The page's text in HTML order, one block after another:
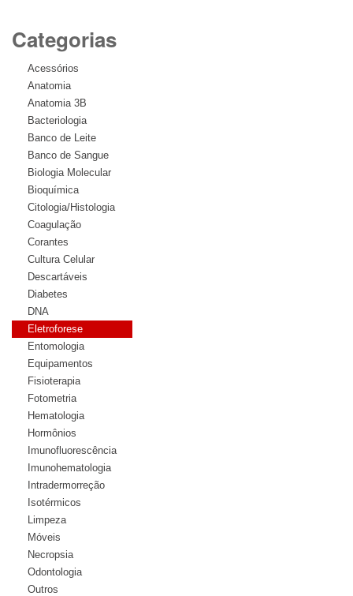
Categorias
Acessórios
Anatomia
Anatomia 3B
Bacteriologia
Banco de Leite
Banco de Sangue
Biologia Molecular
Bioquímica
Citologia/Histologia
Coagulação
Corantes
Cultura Celular
Descartáveis
Diabetes
DNA
Eletroforese
Entomologia
Equipamentos
Fisioterapia
Fotometria
Hematologia
Hormônios
Imunofluorescência
Imunohematologia
Intradermorreção
Isotérmicos
Limpeza
Móveis
Necropsia
Odontologia
Outros